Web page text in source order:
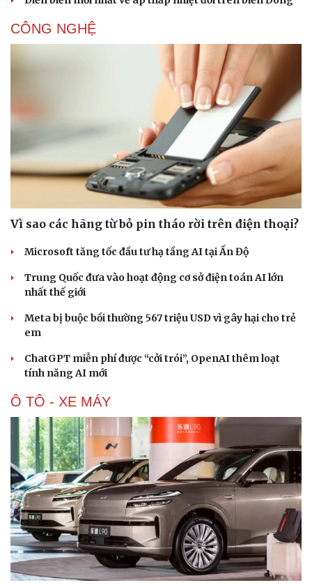
Du lịch
Tư vấn
Podcast
Câu chuyện thời sự
CÔNG NGHỆ
Vì sao các hãng từ bỏ pin tháo rời trên điện thoại?
Microsoft tăng tốc đầu tư hạ tầng AI tại Ấn Độ
Trung Quốc đưa vào hoạt động cơ sở điện toán AI lớn
nhất thế giới
Meta bị buộc bồi thường 567 triệu USD vì gây hại cho trẻ
em
ChatGPT miễn phí được “cởi trói”, OpenAI thêm loạt
tính năng AI mới
Ô TÔ - XE MÁY